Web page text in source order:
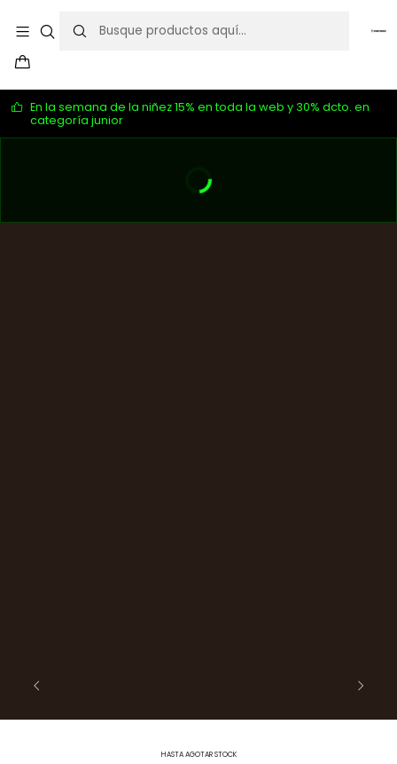
En la semana de la niñez 15% en toda la web y 30% dcto. en
categoría junior
HASTA AGOTAR STOCK